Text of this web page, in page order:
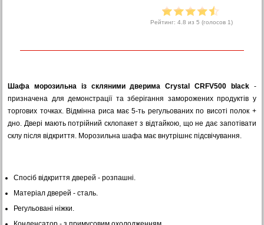
Рейтинг: 4.8 из 5 (голосов 1)
Шафа морозильна із скляними дверима Crystal CRFV500 black-
призначена для демонстрації та зберігання заморожених продуктів у
торгових точках. Відмінна риса має 5-ть регульованих по висоті полок +
дно. Двері мають потрійний склопакет з відтайкою, що не дає запотівати
склу після відкриття. Морозильна шафа має внутрішнє підсвічування.
Спосіб відкриття дверей - розпашні.
Матеріал дверей - сталь.
Регульовані ніжки.